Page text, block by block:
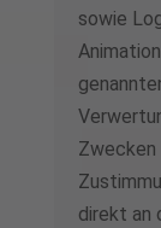
sowie
Zwecken
direkt an